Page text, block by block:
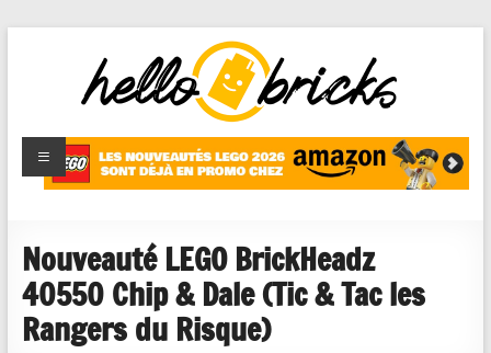
HelloBricks
Blog LEGO,
nouveaut�s
reviews
Nouveauté LEGO BrickHeadz
40550 Chip & Dale (Tic & Tac les
Rangers du Risque)